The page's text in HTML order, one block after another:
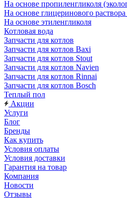
На основе пропиленгликоля
На основе глицеринового
На основе этиленгликоля
Котловая вода
Запчасти для котлов
Запчасти для котлов Baxi
Запчасти для котлов Stout
Запчасти для котлов Navien
Запчасти для котлов Rinnai
Запчасти для котлов Bosch
Теплый пол
Акции
Услуги
Блог
Бренды
Как купить
Условия оплаты
Условия доставки
Гарантия на товар
Компания
Новости
Отзывы